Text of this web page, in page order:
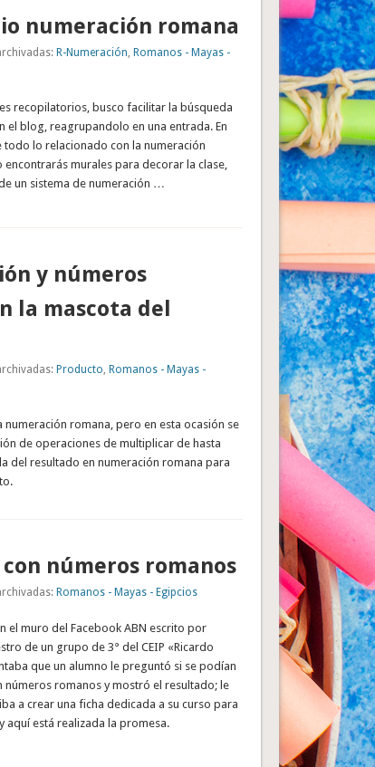
numeración romana
R-Numeración, Romanos - Mayas -
recopilatorios, busco facilitar la búsqueda
el blog, reagrupandolo en una entrada. En
todo lo relacionado con la numeración
encontrarás murales para decorar la clase,
un sistema de numeración …
y números
la mascota del
Producto, Romanos - Mayas -
romana, pero en esta ocasión se
de operaciones de multiplicar de hasta
del resultado en numeración romana para
con números romanos
Romanos - Mayas - Egipcios
el muro del Facebook ABN escrito por
de un grupo de 3° del CEIP «Ricardo
que un alumno le preguntó si se podían
números romanos y mostró el resultado; le
a crear una ficha dedicada a su curso para
aquí está realizada la promesa.